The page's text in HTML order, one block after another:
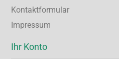
Kontaktformular
Impressum
Ihr Konto